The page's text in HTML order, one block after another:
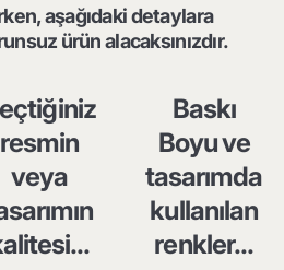
aşağıdaki detaylara
ürün alacaksınızdır.
resmin
veya
Baskı
Boyu ve
tasarımda
kullanılan
renkler...